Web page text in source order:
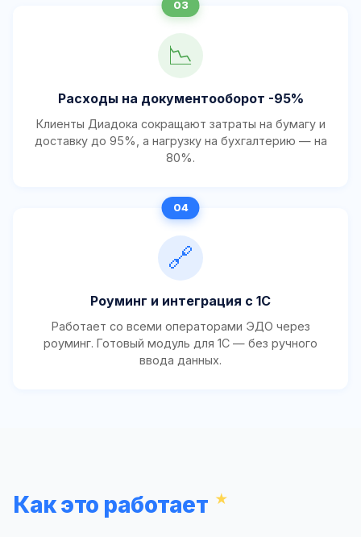
📉
Расходы на документооборот -95%
Клиенты Диадока сокращают затраты на бумагу и
доставку до 95%, а нагрузку на бухгалтерию — на
80%.
🔗
Роуминг и интеграция с 1С
Работает со всеми операторами ЭДО через
роуминг. Готовый модуль для 1С — без ручного
ввода данных.
Как это работает